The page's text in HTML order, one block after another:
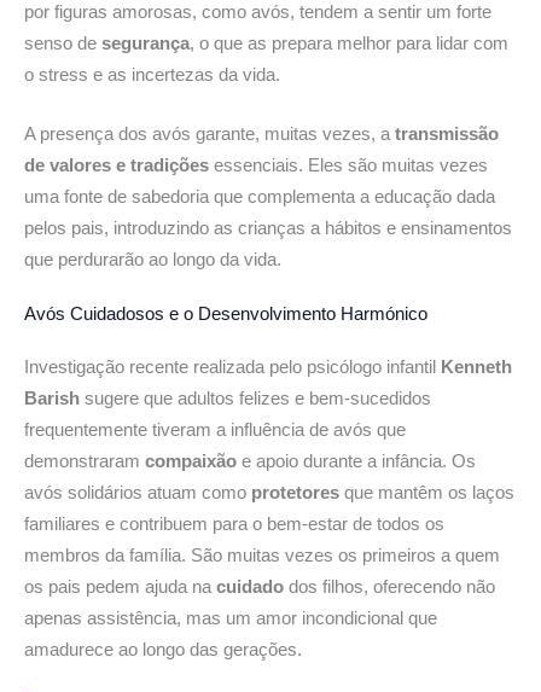
por figuras amorosas, como avós, tendem a sentir um forte
senso de segurança, o que as prepara melhor para lidar com
o stress e as incertezas da vida.
A presença dos avós garante, muitas vezes, atransmissão
de valores e tradições essenciais. Eles são muitas vezes
uma fonte de sabedoria que complementa a educação dada
pelos pais, introduzindo as crianças a hábitos e ensinamentos
que perdurarão ao longo da vida.
Avós Cuidadosos e o Desenvolvimento Harmónico
Investigação recente realizada pelo psicólogo infantil Kenneth
Barish sugere que adultos felizes e bem-sucedidos
frequentemente tiveram a influência de avós que
demonstraram compaixão e apoio durante a infância. Os
avós solidários atuam como protetores que mantêm os laços
familiares e contribuem para o bem-estar de todos os
membros da família. São muitas vezes os primeiros a quem
os pais pedem ajuda na cuidado dos filhos, oferecendo não
apenas assistência, mas um amor incondicional que
amadurece ao longo das gerações.